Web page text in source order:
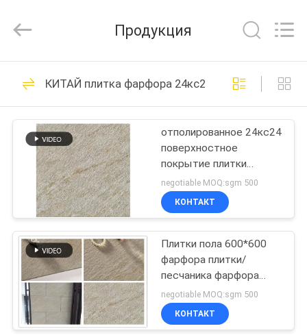
ДОМОЙ
ПРОДУКТЫ
ВИДЕОЗАПИСИ
НАС
ЭКСКУРСИЯ
ПО
ЗАВОДУ
CERAMICS
CO.,LTD..
Reserved.
глазурованные
фарфоровой
плитки
475
Каменная плитка
фарфора взгляда
39
Продукция
КИТАЙ плитка фарфора 24кс24
отполированное 24кс24
поверхностное
покрытие плитки
фарфора
износоустойчивое
штейновое
negotiable MOQ:sgm 500
КОНТАКТ
Плитки пола 600*600
фарфора плитки/
песчаника фарфора
песчаника 24кс24 ММ
negotiable MOQ:sgm 500
КОНТАКТ